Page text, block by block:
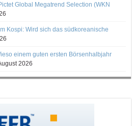
Global Megatrend Selection (WKN
Kospi: Wird sich das südkoreanische
einem guten ersten Börsenhalbjahr
2026